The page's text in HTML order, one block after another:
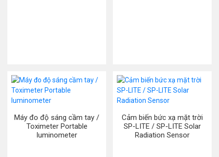
Máy đo độ sáng cầm tay /
Toximeter Portable
luminometer
Cảm biến bức xạ mặt trời
SP-LITE / SP-LITE Solar
Radiation Sensor